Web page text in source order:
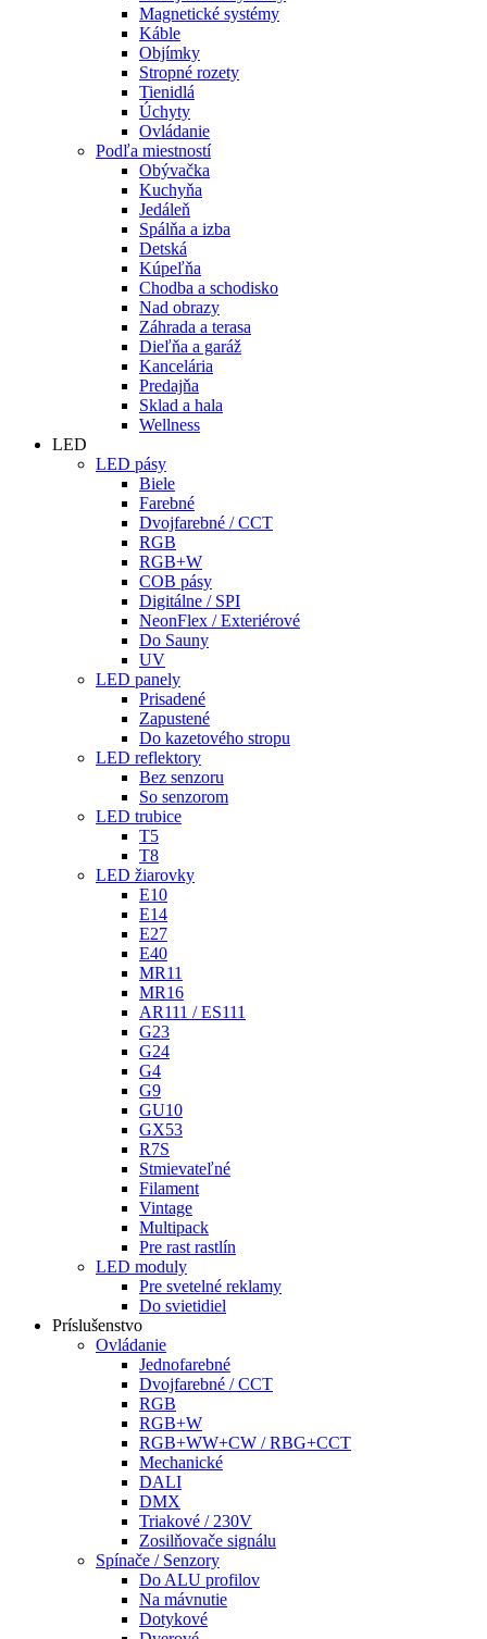
Magnetické systémy
Káble
Objímky
Stropné rozety
Tienidlá
Úchyty
Ovládanie
Podľa miestností
Obývačka
Kuchyňa
Jedáleň
Spálňa a izba
Detská
Kúpeľňa
Chodba a schodisko
Nad obrazy
Záhrada a terasa
Dieľňa a garáž
Kancelária
Predajňa
Sklad a hala
Wellness
LED
LED pásy
Biele
Farebné
Dvojfarebné / CCT
RGB
RGB+W
COB pásy
Digitálne / SPI
NeonFlex / Exteriérové
Do Sauny
UV
LED panely
Prisadené
Zapustené
Do kazetového stropu
LED reflektory
Bez senzoru
So senzorom
LED trubice
T5
T8
LED žiarovky
E10
E14
E27
E40
MR11
MR16
AR111 / ES111
G23
G24
G4
G9
GU10
GX53
R7S
Stmievateľné
Filament
Vintage
Multipack
Pre rast rastlín
LED moduly
Pre svetelné reklamy
Do svietidiel
Príslušenstvo
Ovládanie
Jednofarebné
Dvojfarebné / CCT
RGB
RGB+W
RGB+WW+CW / RBG+CCT
Mechanické
DALI
DMX
Triakové / 230V
Zosilňovače signálu
Spínače / Senzory
Do ALU profilov
Na mávnutie
Dotykové